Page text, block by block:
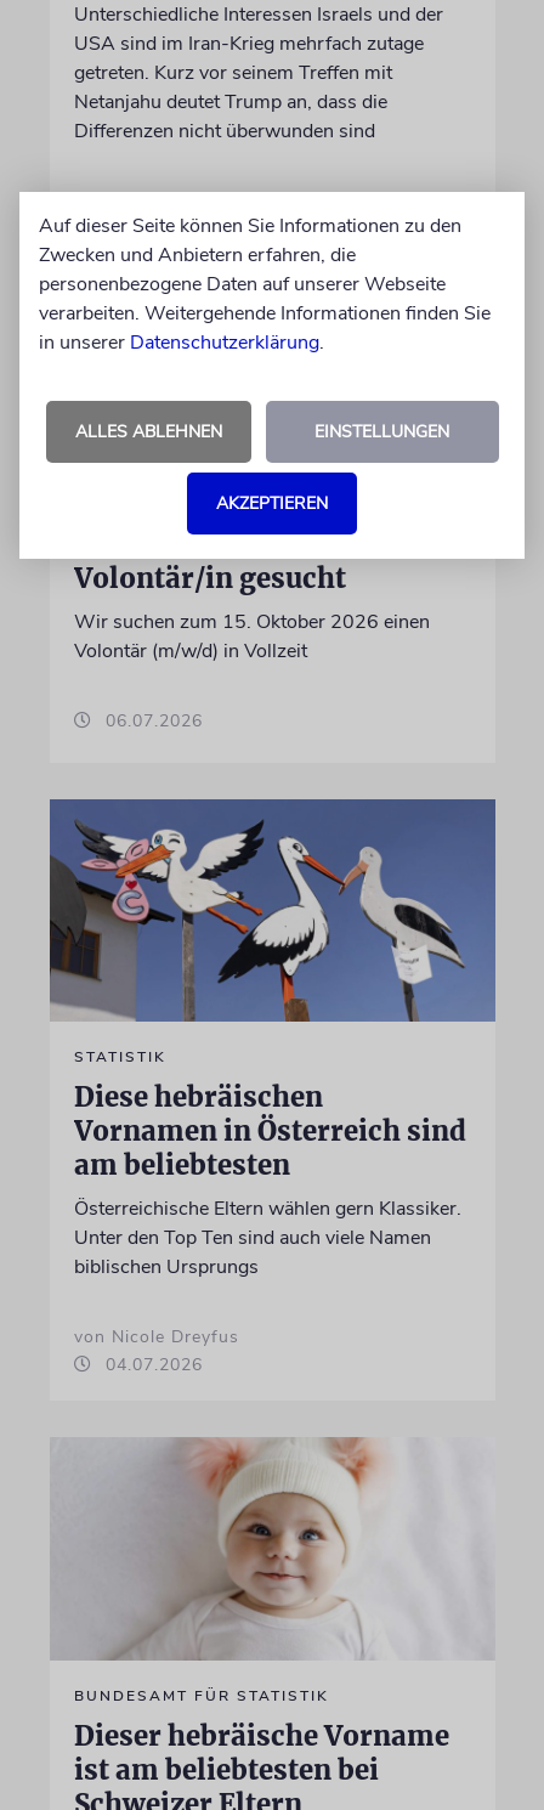
Unterschiedliche Interessen Israels und der
USA sind im Iran-Krieg mehrfach zutage
getreten. Kurz vor seinem Treffen mit
Netanjahu deutet Trump an, dass die
Differenzen nicht überwunden sind
IN EIGENER SACHE
Volontär/in gesucht
Wir suchen zum 15. Oktober 2026 einen
Volontär (m/w/d) in Vollzeit
06.07.2026
STATISTIK
Diese hebräischen
Vornamen in Österreich sind
am beliebtesten
Österreichische Eltern wählen gern Klassiker.
Unter den Top Ten sind auch viele Namen
biblischen Ursprungs
von Nicole Dreyfus
04.07.2026
BUNDESAMT FÜR STATISTIK
Dieser hebräische Vorname
ist am beliebtesten bei
Auf dieser Seite können Sie Informationen zu den
Zwecken und Anbietern erfahren, die
personenbezogene Daten auf unserer Webseite
verarbeiten. Weitergehende Informationen finden Sie
in unserer Datenschutzerklärung.
ALLES ABLEHNEN EINSTELLUNGEN
AKZEPTIEREN